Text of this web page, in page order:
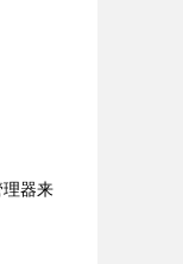
理器来